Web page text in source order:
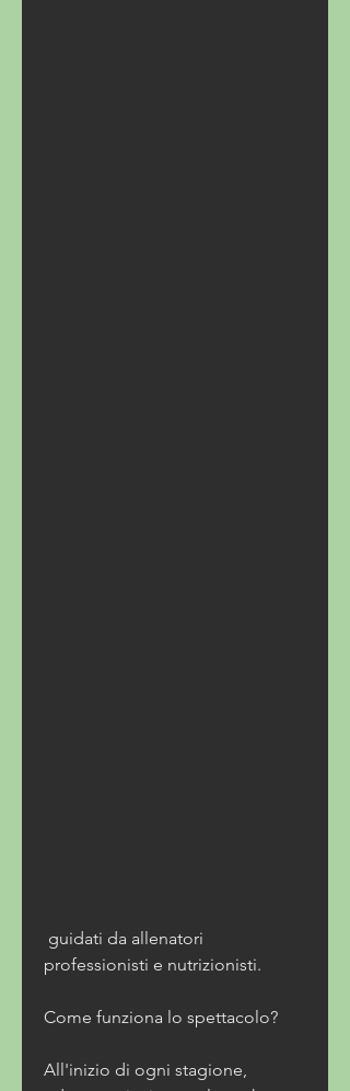
professionisti e nutrizionisti.
Come funziona lo spettacolo?
All'inizio di ogni stagione,